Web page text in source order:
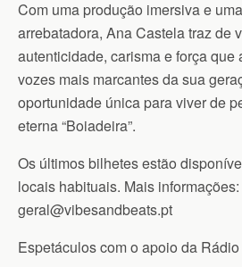
Com uma produção imersiva e
arrebatadora, Ana Castela traz de
autenticidade, carisma e força que
vozes mais marcantes da sua
oportunidade única para viver de
eterna “Boiadeira”.
Os últimos bilhetes estão
locais habituais. Mais informações:
geral@vibesandbeats.pt
Espetáculos com o apoio da